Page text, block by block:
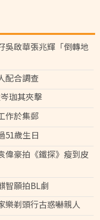
吳啟華張兆輝「倒轉地
配合調查
珈其夾擊
作於集郵
51歲生日
偉豪拍《鐵探》瘦到皮
智願拍BL劇
樂剃頭行古惑嚇親人